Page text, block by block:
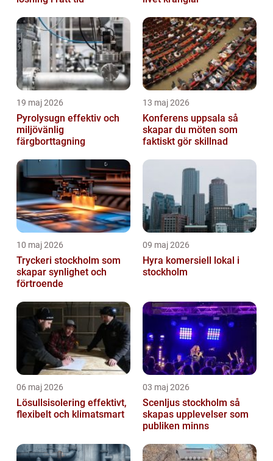
19 maj 2026
Pyrolysugn effektiv och
miljövänlig
färgborttagning
13 maj 2026
Konferens uppsala så
skapar du möten som
faktiskt gör skillnad
10 maj 2026
Tryckeri stockholm som
skapar synlighet och
förtroende
09 maj 2026
Hyra komersiell lokal i
stockholm
06 maj 2026
Lösullsisolering effektivt,
flexibelt och klimatsmart
03 maj 2026
Scenljus stockholm så
skapas upplevelser som
publiken minns